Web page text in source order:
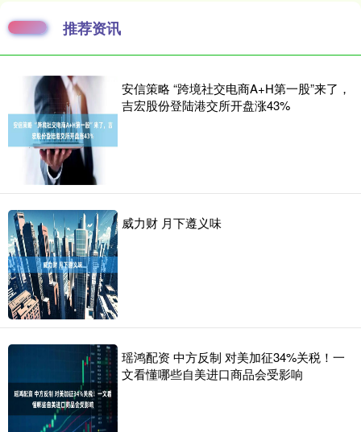
推荐资讯
安信策略 “跨境社交电商A+H第一股”来了，
吉宏股份登陆港交所开盘涨43%
威力财 月下遵义味
瑶鸿配资 中方反制 对美加征34%关税！一
文看懂哪些自美进口商品会受影响